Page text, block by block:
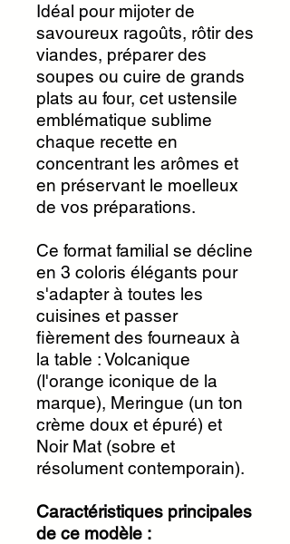
Idéal pour mijoter de
savoureux ragoûts, rôtir des
viandes, préparer des
soupes ou cuire de grands
plats au four, cet ustensile
emblématique sublime
chaque recette en
concentrant les arômes et
en préservant le moelleux
de vos préparations.
Ce format familial se décline
en 3 coloris élégants pour
s'adapter à toutes les
cuisines et passer
fièrement des fourneaux à
la table : Volcanique
(l'orange iconique de la
marque), Meringue (un ton
crème doux et épuré) et
Noir Mat (sobre et
résolument contemporain).
Caractéristiques principales
de ce modèle :